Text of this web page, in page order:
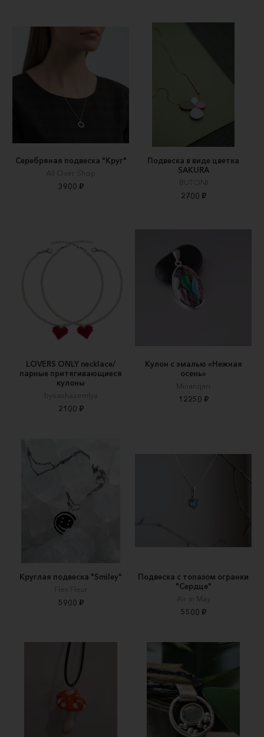
Серебряная подвеска "Круг"
All Over Shop
3900 ₽
Подвеска в виде цветка
SAKURA
BUTONI
2700 ₽
LOVERS ONLY necklace/
парные притягивающиеся
кулоны
bysashazemlya
2100 ₽
Кулон с эмалью «Нежная
осень»
Minanqari
12250 ₽
Круглая подвеска "Smiley"
Flex Fleur
5900 ₽
Подвеска с топазом огранки
"Сердце"
Air in May
5500 ₽